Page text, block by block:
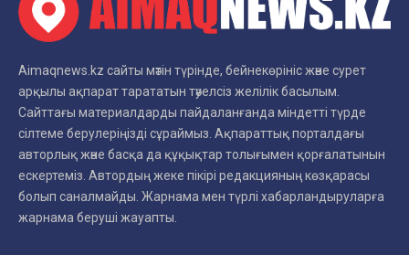
Aimaqnews.kz сайты мәтін түрінде, бейнекөрініс және сурет
арқылы ақпарат тарататын тәуелсіз желілік басылым.
Сайттағы материалдарды пайдаланғанда міндетті түрде
сілтеме берулеріңізді сұраймыз. Ақпараттық порталдағы
авторлық және басқа да құқықтар толығымен қорғалатынын
ескертеміз. Автордың жеке пікірі редакцияның көзқарасы
болып саналмайды. Жарнама мен түрлі хабарландыруларға
жарнама беруші жауапты.